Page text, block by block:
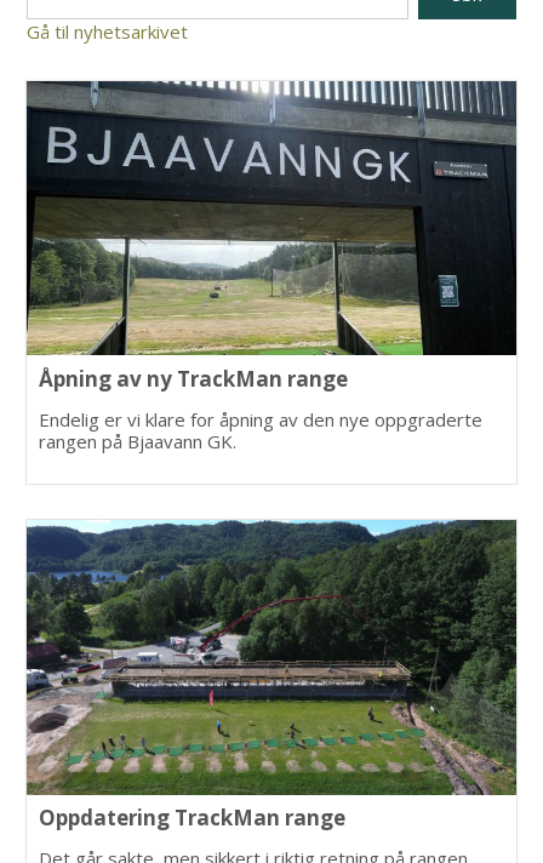
Gå til nyhetsarkivet
Åpning av ny TrackMan range
Endelig er vi klare for åpning av den nye oppgraderte
rangen på Bjaavann GK.
Oppdatering TrackMan range
Det går sakte, men sikkert i riktig retning på rangen.